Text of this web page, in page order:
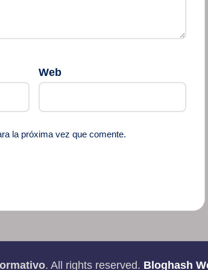
Web
la próxima vez que comente.
. All rights reserved. Bloghash